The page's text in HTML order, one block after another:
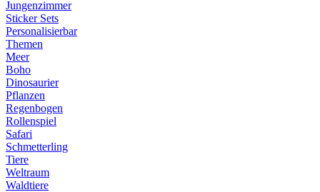
Jungenzimmer
Sticker Sets
Personalisierbar
Themen
Meer
Boho
Dinosaurier
Pflanzen
Regenbogen
Rollenspiel
Safari
Schmetterling
Tiere
Weltraum
Waldtiere